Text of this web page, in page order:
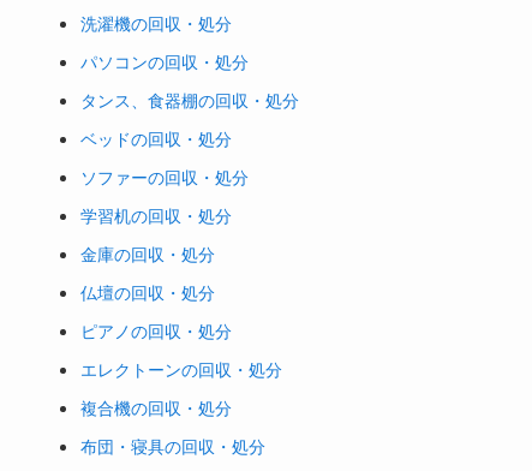
洗濯機の回収・処分
パソコンの回収・処分
タンス、食器棚の回収・処分
ベッドの回収・処分
ソファーの回収・処分
学習机の回収・処分
金庫の回収・処分
仏壇の回収・処分
ピアノの回収・処分
エレクトーンの回収・処分
複合機の回収・処分
布団・寝具の回収・処分